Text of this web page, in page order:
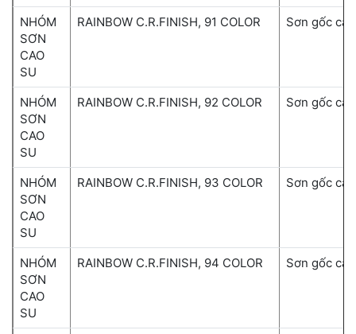
NHÓM
SƠN
CAO
SU
RAINBOW C.R.FINISH, 91 COLOR Sơn gốc
NHÓM
SƠN
CAO
SU
RAINBOW C.R.FINISH, 92 COLOR Sơn gốc
NHÓM
SƠN
CAO
SU
RAINBOW C.R.FINISH, 93 COLOR Sơn gốc
NHÓM
SƠN
CAO
SU
RAINBOW C.R.FINISH, 94 COLOR Sơn gốc